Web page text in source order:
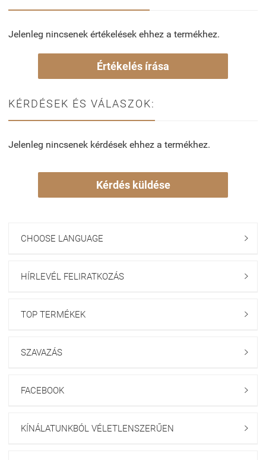
Jelenleg nincsenek értékelések ehhez a termékhez.
Értékelés írása
KÉRDÉSEK ÉS VÁLASZOK:
Jelenleg nincsenek kérdések ehhez a termékhez.
Kérdés küldése
CHOOSE LANGUAGE 
HÍRLEVÉL FELIRATKOZÁS 
TOP TERMÉKEK 
SZAVAZÁS 
FACEBOOK 
KÍNÁLATUNKBÓL VÉLETLENSZERŰEN 